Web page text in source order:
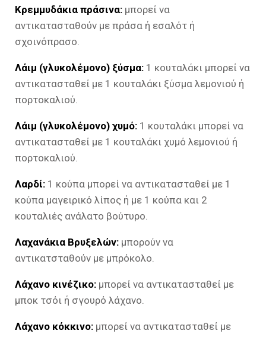
Κρεμμυδάκια πράσινα: μπορεί να
αντικατασταθούν με πράσα ή εσαλότ ή
σχοινόπρασο.
Λάιμ (γλυκολέμονο) ξύσμα: 1 κουταλάκι μπορεί να
αντικατασταθεί με 1 κουταλάκι ξύσμα λεμονιού ή
πορτοκαλιού.
Λάιμ (γλυκολέμονο) χυμό: 1 κουταλάκι μπορεί να
αντικατασταθεί με 1 κουταλάκι χυμό λεμονιού ή
πορτοκαλιού.
Λαρδί: 1 κούπα μπορεί να αντικατασταθεί με 1
κούπα μαγειρικό λίπος ή με 1 κούπα και 2
κουταλιές ανάλατο βούτυρο.
Λαχανάκια Βρυξελών: μπορούν να
αντικατσταθούν με μπρόκολο.
Λάχανο κινέζικο: μπορεί να αντικατασταθεί με
μποκ τσόι ή σγουρό λάχανο.
Λάχανο κόκκινο: μπορεί να αντικατασταθεί με